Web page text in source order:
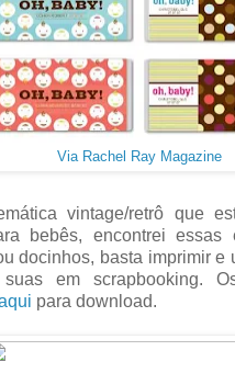
Via Rachel Ray Magazine
vintage/retrô que
bebês, encontrei essas
docinhos, basta imprimir e
em scrapbooking.
para download.